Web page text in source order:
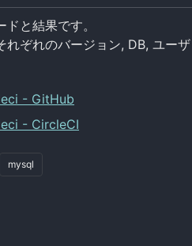
と結果です。
ぞれのバージョン, DB, ユーザ
- GitHub
- CircleCI
mysql